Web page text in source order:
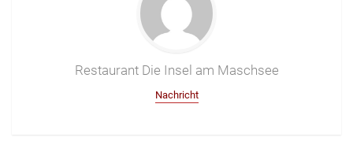
Restaurant Die Insel am Maschsee
Nachricht